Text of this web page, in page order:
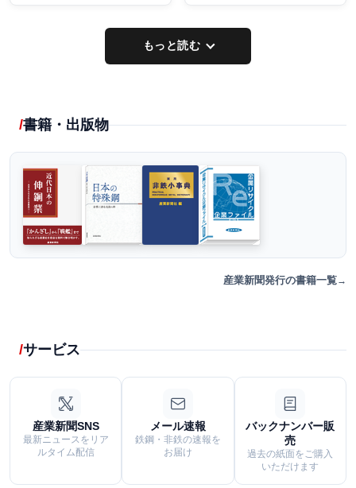
もっと読む
書籍・出版物
産業新聞発行の書籍一覧
サービス
産業新聞SNS
最新ニュースをリア
ルタイム配信
メール速報
鉄鋼・非鉄の速報を
お届け
バックナンバー販
売
過去の紙面をご購入
いただけます